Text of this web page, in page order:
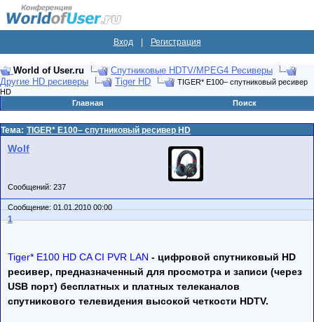
Вход Регистрация
World of User.ru
Спутниковые HDTV/MPEG4 Ресиверы
Другие HD ресиверы
Tiger HD
TIGER* E100– спутниковый ресивер
HD
Главная
Поиск
Тема: TIGER* E100– спутниковый ресивер HD
Wolf
Сообщений: 237
Сообщение: 01.01.2010 00:00
1
Tiger* E100 HD CA CI PVR LAN - цифровой спутниковый HD
ресивер, предназначенный для просмотра и записи (через
USB порт) бесплатных и платных телеканалов
спутникового телевидения высокой четкости HDTV.